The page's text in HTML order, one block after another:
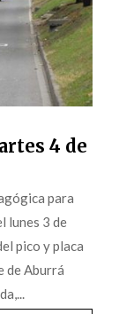
4 de
para
lunes 3 de
pico y placa
de Aburrá